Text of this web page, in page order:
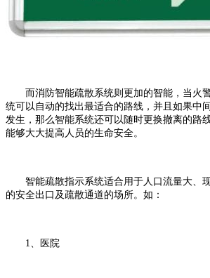
而消防智能疏散系统则更加的智能，当火
统可以自动的找出最适合的路线，并且如果中
发生，那么智能系统还可以随时更换撤离的路
能够大大提高人员的生命安全。
智能疏散指示系统适合用于人口流量大、
的安全出口及疏散通道的场所。如：
1、医院